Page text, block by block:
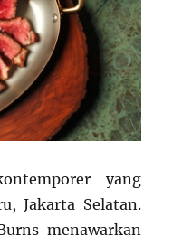
yang
Jakarta Selatan.
menawarkan